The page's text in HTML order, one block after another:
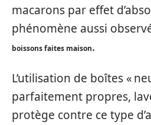
macarons par effet
phénomène aussi
boissons faites maison.
L’utilisation de boîtes «
parfaitement propres,
protège contre ce type